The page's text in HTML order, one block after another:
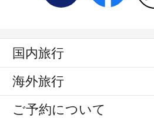
国内旅行
海外旅行
ご予約について